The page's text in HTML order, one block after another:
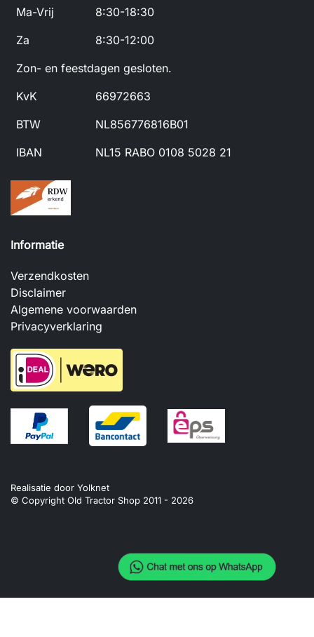
Ma-Vrij
8:30-18:30
Za
8:30-12:00
Zon- en feestdagen gesloten.
KvK
66972663
BTW
NL856776816B01
IBAN
NL15 RABO 0108 5028 21
Informatie
Verzendkosten
Disclaimer
Algemene voorwaarden
Privacyverklaring
Realisatie door Yolknet
© Copyright Old Tractor Shop 2011 - 2026